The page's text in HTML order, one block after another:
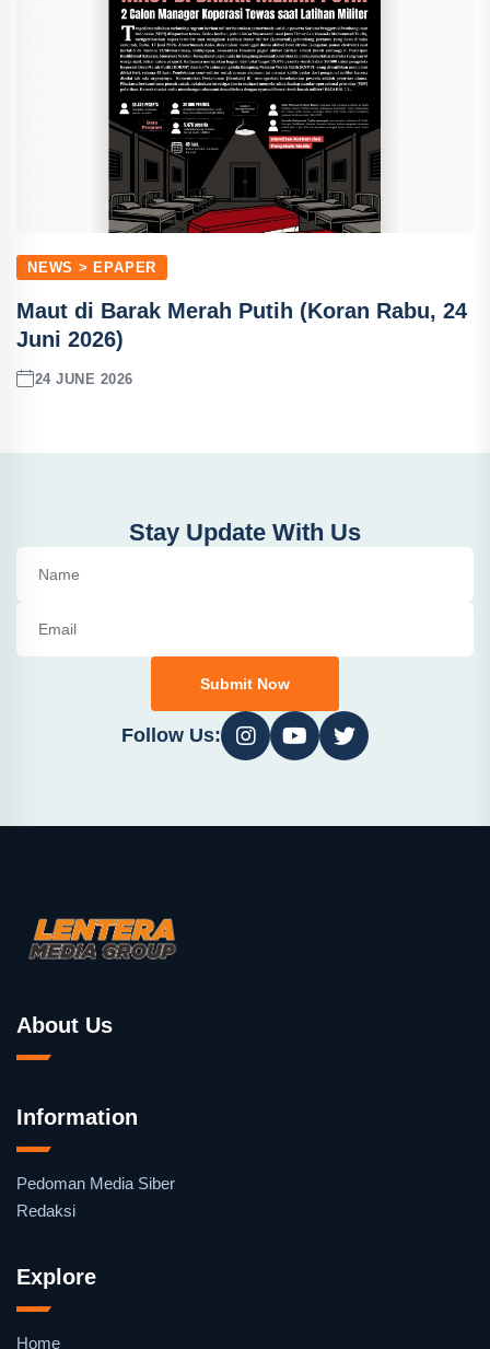
NEWS > EPAPER
Maut di Barak Merah Putih (Koran Rabu, 24
Juni 2026)
24 JUNE 2026
Stay Update With Us
Submit Now
Follow Us:
About Us
Information
Pedoman Media Siber
Redaksi
Explore
Home